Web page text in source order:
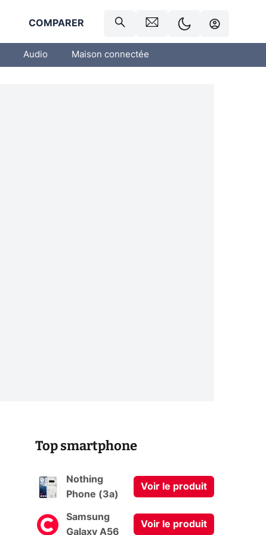
COMPARER
Audio Maison connectée
Top smartphone
Nothing
Phone (3a)
Voir le produit
Samsung
Galaxy A56
Voir le produit